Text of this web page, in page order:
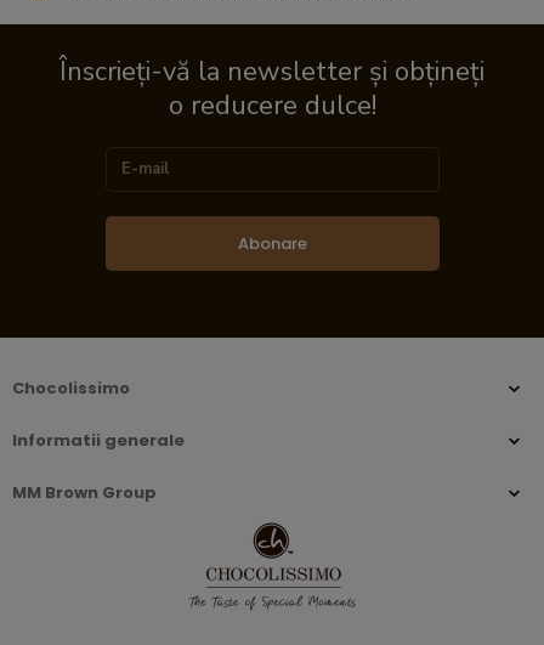
Înscrieți-vă la newsletter și obțineți
o reducere dulce!
Abonare
Chocolissimo
Informatii generale
MM Brown Group